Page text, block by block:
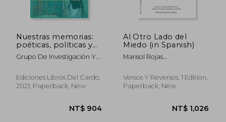
Nuestras memorias:
poéticas, políticas y
feminismos (in
Spanish)
Grupo De Investigación Y
Ediciones Libros Del Cardo,
2021, Paperback, New
Al Otro Lado del
Miedo (in Spanish)
Marisol Rojas
Versos Y Reversos, 1 Edition,
Paperback, New